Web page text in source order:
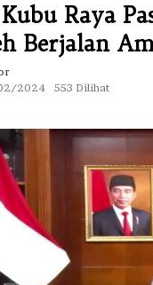
Raya
Berjalan
2024
553 Dilihat